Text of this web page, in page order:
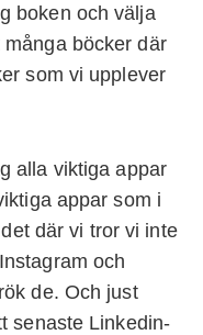
boken och välja
böcker där
som vi upplever
alla viktiga appar
appar som i
där vi tror vi inte
och
de. Och just
senaste Linkedin-